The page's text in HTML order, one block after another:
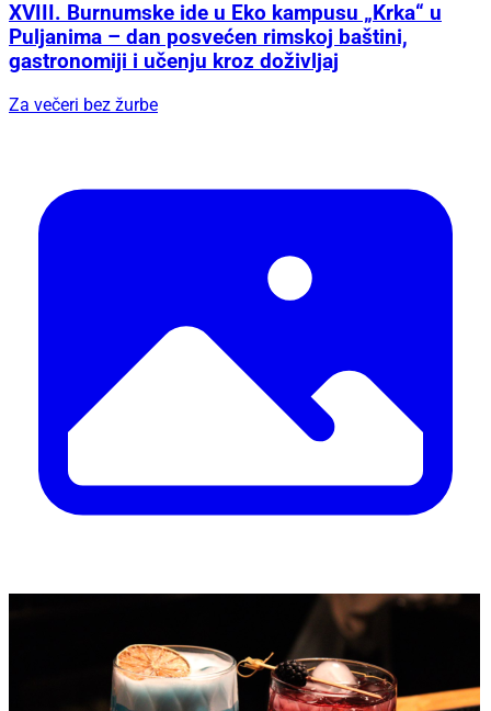
XVIII. Burnumske ide u Eko kampusu „Krka“ u
Puljanima – dan posvećen rimskoj baštini,
gastronomiji i učenju kroz doživljaj
Za večeri bez žurbe